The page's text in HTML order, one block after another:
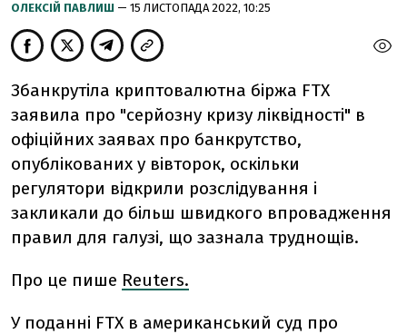
ОЛЕКСІЙ ПАВЛИШ — 15 ЛИСТОПАДА 2022, 10:25
Збанкрутіла криптовалютна біржа FTX
заявила про "серйозну кризу ліквідності" в
офіційних заявах про банкрутство,
опублікованих у вівторок, оскільки
регулятори відкрили розслідування і
закликали до більш швидкого впровадження
правил для галузі, що зазнала труднощів.
Про це пише Reuters.
У поданні FTX в американський суд про